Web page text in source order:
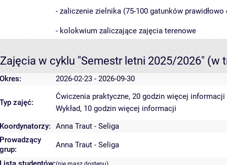
- zaliczenie zielnika (75-100 gatunków
- kolokwium zaliczające zajęcia terenowe
Zajęcia w cyklu "Semestr letni 2025/2026" (w
Okres: 2026-02-23 - 2026-09-30
Typ zajęć:
Ćwiczenia praktyczne, 20 godzin więcej informacji
Wykład, 10 godzin więcej informacji
Koordynatorzy:
Anna Traut - Seliga
Prowadzący
grup:
Anna Traut - Seliga